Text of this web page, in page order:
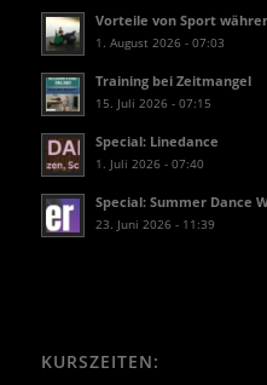
Vorteile von Sport
1. August 2026 - 07:03
Training bei Zeitmangel
15. Juli 2026 - 07:15
Special: Linedance
1. Juli 2026 - 07:40
Special: Summer Dance
23. Juni 2026 - 11:39
KURSZEITEN: